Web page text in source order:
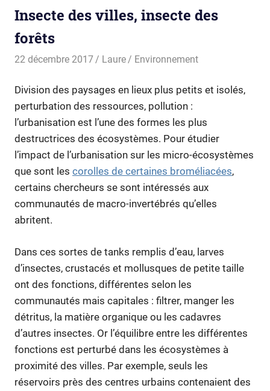
Insecte des villes, insecte des
forêts
22 décembre 2017 Laure Environnement
Division des paysages en lieux plus petits et isolés,
perturbation des ressources, pollution :
l’urbanisation est l’une des formes les plus
destructrices des écosystèmes. Pour étudier
l’impact de l’urbanisation sur les micro-écosystèmes
que sont les corolles de certaines broméliacées,
certains chercheurs se sont intéressés aux
communautés de macro-invertébrés qu’elles
abritent.
Dans ces sortes de tanks remplis d’eau, larves
d’insectes, crustacés et mollusques de petite taille
ont des fonctions, différentes selon les
communautés mais capitales : filtrer, manger les
détritus, la matière organique ou les cadavres
d’autres insectes. Or l’équilibre entre les différentes
fonctions est perturbé dans les écosystèmes à
proximité des villes. Par exemple, seuls les
réservoirs près des centres urbains contenaient des